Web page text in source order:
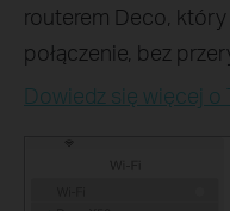
routerem Deco,
połączenie, bez
Dowiedz się więcej o